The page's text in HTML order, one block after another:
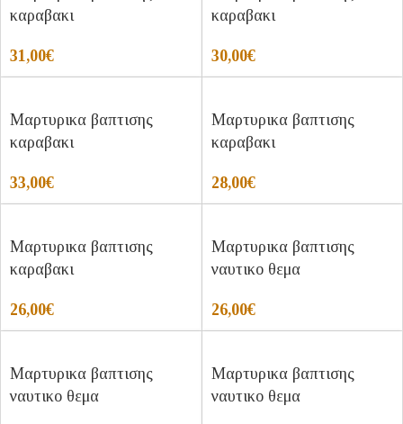
καραβακι
31,00€
καραβακι
30,00€
Μαρτυρικα βαπτισης
καραβακι
33,00€
Μαρτυρικα βαπτισης
καραβακι
28,00€
Μαρτυρικα βαπτισης
καραβακι
26,00€
Μαρτυρικα βαπτισης
ναυτικο θεμα
26,00€
Μαρτυρικα βαπτισης
ναυτικο θεμα
Μαρτυρικα βαπτισης
ναυτικο θεμα